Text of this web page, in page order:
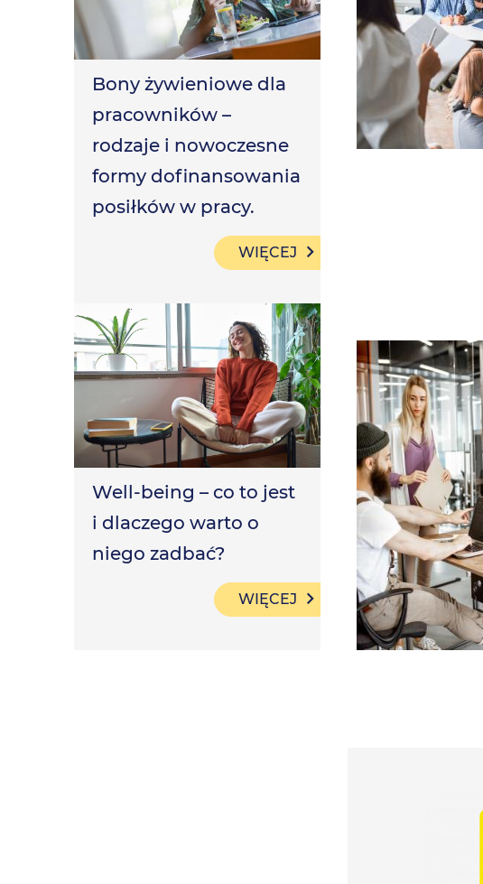
Bony żywieniowe dla
pracowników –
rodzaje i nowoczesne
formy dofinansowania
posiłków w pracy.
WIĘCEJ
Well-being – co to jest
i dlaczego warto o
niego zadbać?
WIĘCEJ